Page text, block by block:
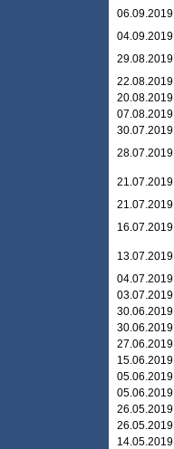
06.09.2019
04.09.2019
29.08.2019
22.08.2019
20.08.2019
07.08.2019
30.07.2019
28.07.2019
21.07.2019
21.07.2019
16.07.2019
13.07.2019
04.07.2019
03.07.2019
30.06.2019
30.06.2019
27.06.2019
15.06.2019
05.06.2019
05.06.2019
26.05.2019
26.05.2019
14.05.2019